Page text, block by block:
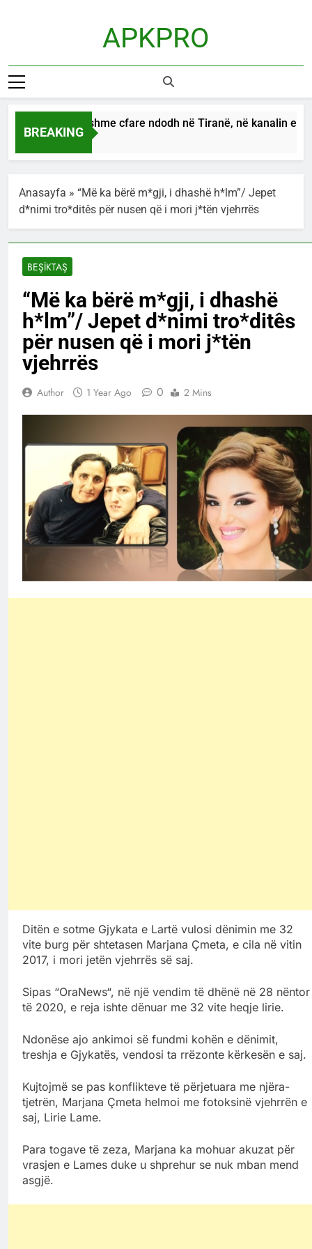
APKPRO
BREAKING
E pabesueshme cfare ndodh në Tiranë, në kanalin e
11 Hours Ago
Anasayfa » “Më ka bërë m*gji, i dhashë h*lm”/ Jepet
d*nimi tro*ditês për nusen që i mori j*tën vjehrrës
BEŞİKTAŞ
“Më ka bërë m*gji, i dhashë
h*lm”/ Jepet d*nimi tro*ditês
për nusen që i mori j*tën
vjehrrës
Author 1 Year Ago 0 2 Mins
Ditën e sotme Gjykata e Lartë vulosi dënimin me 32
vite burg për shtetasen Marjana Çmeta, e cila në vitin
2017, i mori jetën vjehrrës së saj.
Sipas “OraNews“, në një vendim të dhënë në 28 nëntor
të 2020, e reja ishte dënuar me 32 vite heqje lirie.
Ndonëse ajo ankimoi së fundmi kohën e dënimit,
treshja e Gjykatës, vendosi ta rrëzonte kërkesën e saj.
Kujtojmë se pas konflikteve të përjetuara me njëra-
tjetrën, Marjana Çmeta helmoi me fotoksinë vjehrrën e
saj, Lirie Lame.
Para togave të zeza, Marjana ka mohuar akuzat për
vrasjen e Lames duke u shprehur se nuk mban mend
asgjë.